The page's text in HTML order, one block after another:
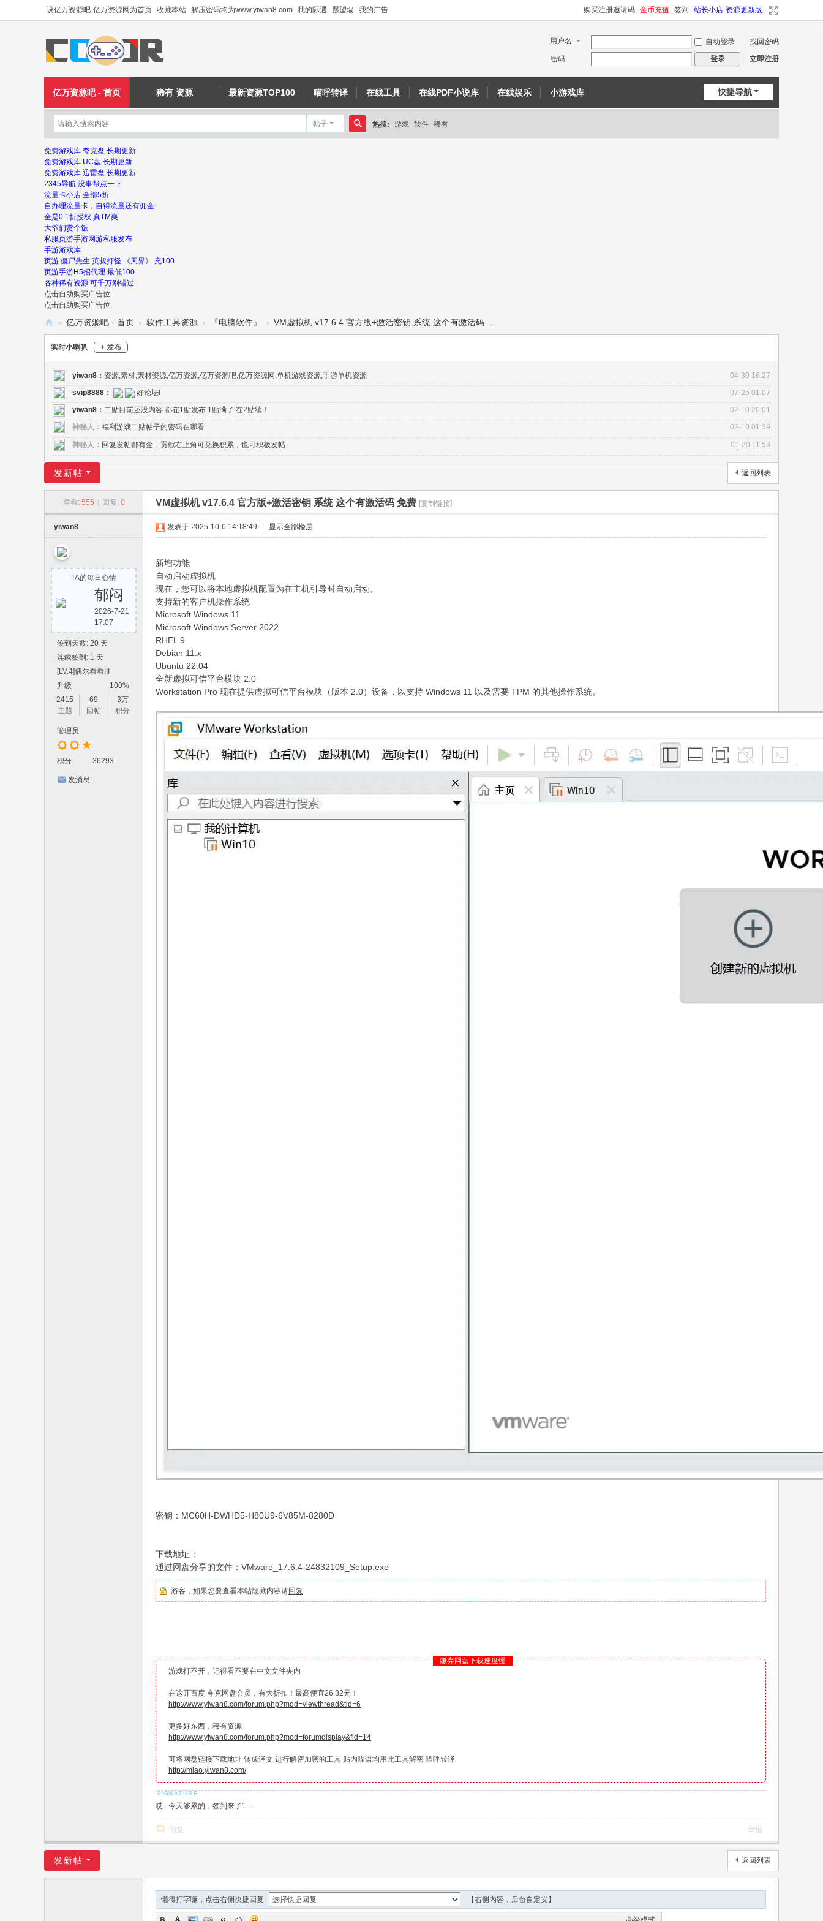
设亿万资源吧-亿万资源网为首页 收藏本站 解压密码均为www.yiwan8.com 我的际遇 愿望墙 我的广告 购买注册邀请码 金币充值 签到 站长小店-资源更新版
用户名 自动登录
找回密码
密码
登录 立即注册
快捷导航
亿万资源吧 - 首页 稀有 资源 最新资源TOP100 喵呼转译 在线工具 在线PDF小说库 在线娱乐 小游戏库
帖子
搜
热搜: 游戏 软件 稀有
免费游戏库 夸克盘 长期更新
免费游戏库 UC盘 长期更新
免费游戏库 迅雷盘 长期更新
2345导航 没事帮点一下
流量卡小店 全部5折
自办理流量卡，自得流量还有佣金
全是0.1折授权 真TM爽
大爷们赏个饭
私服页游手游网游私服发布
手游游戏库
页游 僵尸先生 英叔打怪 《天界》 充100
页游手游H5招代理 最低100
各种稀有资源 可千万别错过
点击自助购买广告位
点击自助购买广告位
万
资
网
-
w
an
8.
co
» 亿万资源吧 - 首页 › 软件工具资源 › 『电脑软件』 › VM虚拟机 v17.6.4 官方版+激活密钥 系统 这个有激活码 ...
实时小喇叭 + 发布
yiwan8 ： 资源,素材,素材资源,亿万资源,亿万资源吧,亿万资源网,单机游戏资源,手游单机资源
04-30 16:27
svip8888 ： 好论坛!
07-25 01:07
yiwan8 ： 二贴目前还没内容 都在1贴发布 1贴满了 在2贴续！
02-10 20:01
神秘人： 福利游戏二贴帖子的密码在哪看 02-10 01:39
神秘人： 回复发帖都有金，贡献右上角可兑换积累，也可积极发帖 01-20 11:53
返回列表
发新帖
查看: 555 回复: 0 VM虚拟机 v17.6.4 官方版+激活密钥 系统 这个有激活码 免费 [复制链接]
yiwan8
TA的每日心情
郁闷
2026-7-21
17:07
签到天数: 20 天
连续签到: 1 天
[LV.4]偶尔看看III
升级
100%
2415
主题
69
回帖
3万
积分
管理员
积分 36293
发消息
发表于 2025-10-6 14:18:49 显示全部楼层
新增功能
自动启动虚拟机
现在，您可以将本地虚拟机配置为在主机引导时自动启动。
支持新的客户机操作系统
Microsoft Windows 11
Microsoft Windows Server 2022
RHEL 9
Debian 11.x
Ubuntu 22.04
全新虚拟可信平台模块 2.0
Workstation Pro 现在提供虚拟可信平台模块（版本 2.0）设备，以支持 Windows 11 以及需要 TPM 的其他操作系统。
密钥：MC60H-DWHD5-H80U9-6V85M-8280D
下载地址：
通过网盘分享的文件：VMware_17.6.4-24832109_Setup.exe
游客，如果您要查看本帖隐藏内容请回复
嫌弃网盘下载速度慢
游戏打不开，记得看不要在中文文件夹内
在这开百度 夸克网盘会员，有大折扣！最高便宜26.32元！
http://www.yiwan8.com/forum.php?mod=viewthread&tid=6
更多好东西，稀有资源
http://www.yiwan8.com/forum.php?mod=forumdisplay&fid=14
可将网盘链接下载地址 转成译文 进行解密加密的工具 贴内喵语均用此工具解密 喵呼转译
http://miao.yiwan8.com/
哎...今天够累的，签到来了1...
回复 举报
返回列表
发新帖
懒得打字嘛，点击右侧快捷回复 【右侧内容，后台自定义】